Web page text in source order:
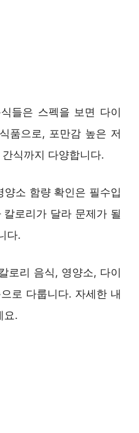
들은 스펙을 보면 다이
품으로, 포만감 높은 저
식까지 다양합니다.
양소 함량 확인은 필수입
로리가 달라 문제가 될
다.
로리 음식, 영양소, 다이
로 다룹니다. 자세한 내
요.